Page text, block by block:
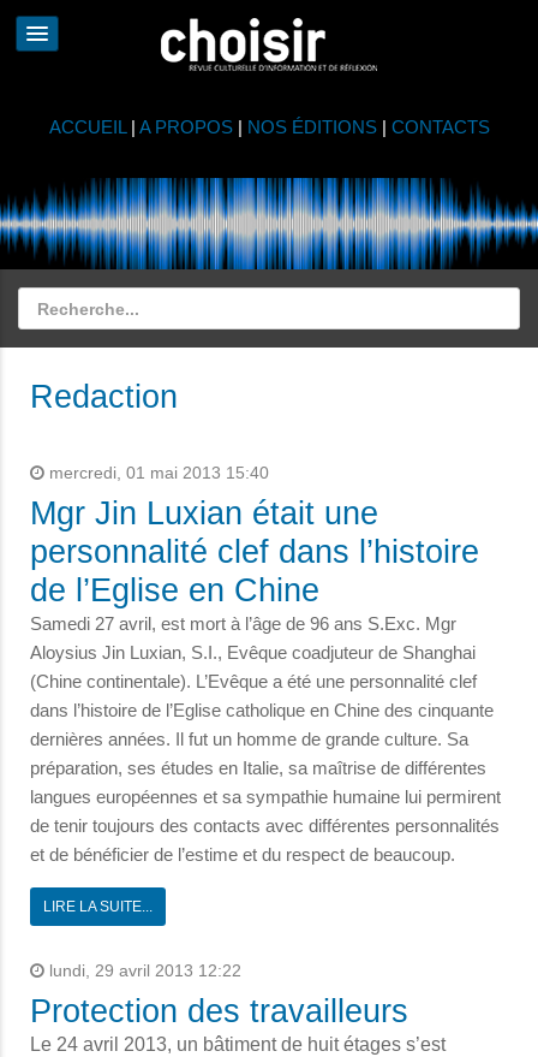
ACCUEIL | A PROPOS| NOS ÉDITIONS| CONTACTS
Redaction
mercredi, 01 mai 2013 15:40
Mgr Jin Luxian était une
personnalité clef dans l’histoire
de l’Eglise en Chine
Samedi 27 avril, est mort à l’âge de 96 ans S.Exc. Mgr
Aloysius Jin Luxian, S.I., Evêque coadjuteur de Shanghai
(Chine continentale). L’Evêque a été une personnalité clef
dans l’histoire de l’Eglise catholique en Chine des cinquante
dernières années. Il fut un homme de grande culture. Sa
préparation, ses études en Italie, sa maîtrise de différentes
langues européennes et sa sympathie humaine lui permirent
de tenir toujours des contacts avec différentes personnalités
et de bénéficier de l’estime et du respect de beaucoup.
LIRE LA SUITE...
lundi, 29 avril 2013 12:22
Protection des travailleurs
Le 24 avril 2013, un bâtiment de huit étages s’est